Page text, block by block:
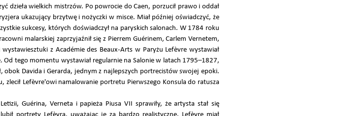
dzieła wielkich mistrzów. Po powrocie do Caen, porzucił prawo i oddał
ukazujący brzytwę i nożyczki w misce. Miał później oświadczyć, że
sukcesy, których doświadczył na paryskich salonach. W 1784 roku
malarskiej zaprzyjaźnił się z Pierrem Guérinem, Carlem Vernetem,
z Académie des Beaux-Arts w Paryżu Lefèvre wystawiał
tego momentu wystawiał regularnie na Salonie w latach 1795–1827,
obok Davida i Gerarda, jednym z najlepszych portrecistów swojej epoki.
Lefèvre'owi namalowanie portretu Pierwszego Konsula do ratusza
Guérina, Verneta i papieża Piusa VII sprawiły, że artysta stał się